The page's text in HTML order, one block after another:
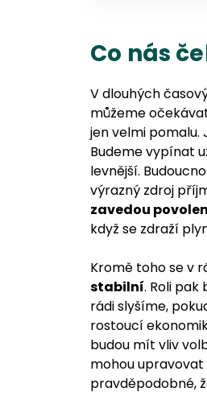
Co nás
V dlouhých
můžeme
jen velmi pomalu.
Budeme vypínat
levnější.
výrazný zdroj
zavedou
když se zdraží
Kromě toho se v
stabilní. Roli
rádi slyšíme,
rostoucí
budou mít vliv
mohou upravovat
pravděpodobné,